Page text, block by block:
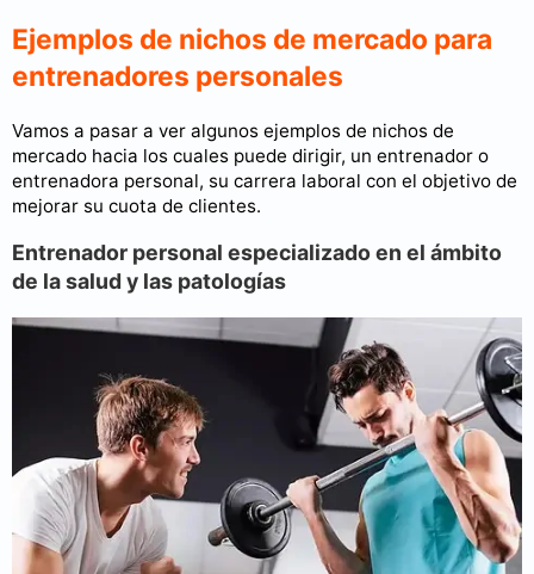
Ejemplos de nichos de mercado para
entrenadores personales
Vamos a pasar a ver algunos ejemplos de nichos de
mercado hacia los cuales puede dirigir, un entrenador o
entrenadora personal, su carrera laboral con el objetivo de
mejorar su cuota de clientes.
Entrenador personal especializado en el ámbito
de la salud y las patologías